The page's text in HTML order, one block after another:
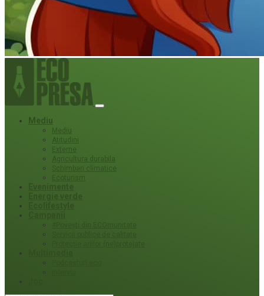
Mediu
Mediu
Atitudini
Externe
Agricultura durabila
Schimbari climatice
Ecoturism